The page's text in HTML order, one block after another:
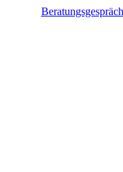
Beratungsgespräch